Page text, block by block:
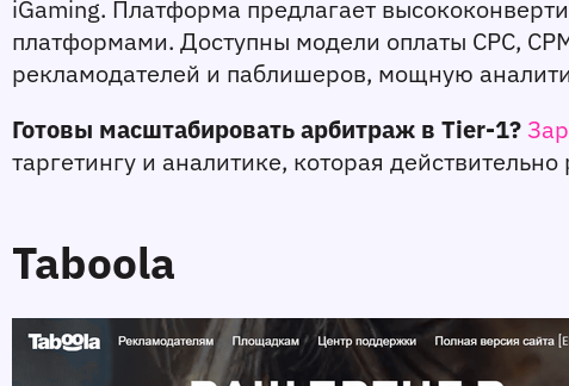
iGaming. Платформа предлагает
платформами. Доступны модели оплаты CPC,
рекламодателей и паблишеров, мощную
Готовы масштабировать арбитраж в Tier-1?
таргетингу и аналитике, которая
Taboola